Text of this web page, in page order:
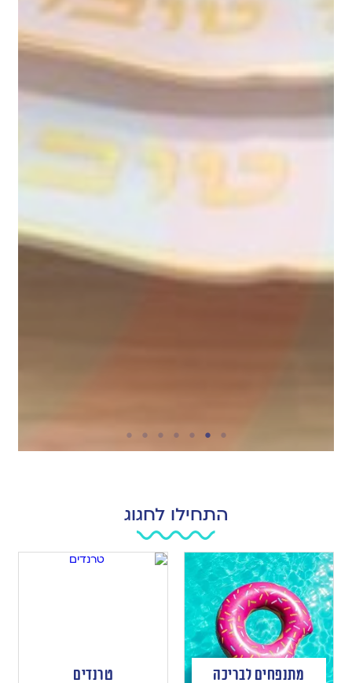
התחילו לחגוג
מתנפחים לבריכה טרנדים